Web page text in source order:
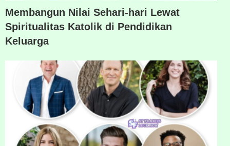
Membangun Nilai Sehari-hari Lewat
Spiritualitas Katolik di Pendidikan
Keluarga